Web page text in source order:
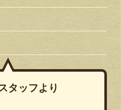
タッフより